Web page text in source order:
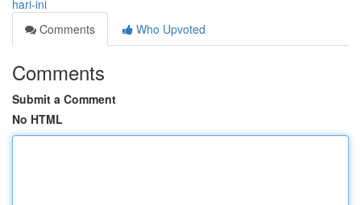
hari-ini
Comments
Who Upvoted
Comments
Submit a Comment
No HTML